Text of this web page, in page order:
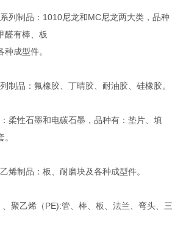
列制品：1010尼龙和MC尼龙两大类，品种
醛有棒、板
种成型件。
品：氟橡胶、丁晴胶、耐油胶、硅橡胶。
柔性石墨和电碳石墨，品种有：垫片、填
制品：板、耐磨块及各种成型件。
聚乙烯（PE):管、棒、板、法兰、弯头、三